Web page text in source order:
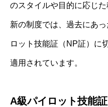
のスタイルや目的に応じ
新の制度では、過去にあ
ロット技能証（NP証）に
適用されています。
A級パイロット技能